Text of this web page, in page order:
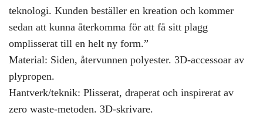
teknologi. Kunden beställer en kreation och kommer
sedan att kunna återkomma för att få sitt plagg
omplisserat till en helt ny form.”
Material: Siden, återvunnen polyester. 3D-accessoar av
plypropen.
Hantverk/teknik: Plisserat, draperat och inspirerat av
zero waste-metoden. 3D-skrivare.